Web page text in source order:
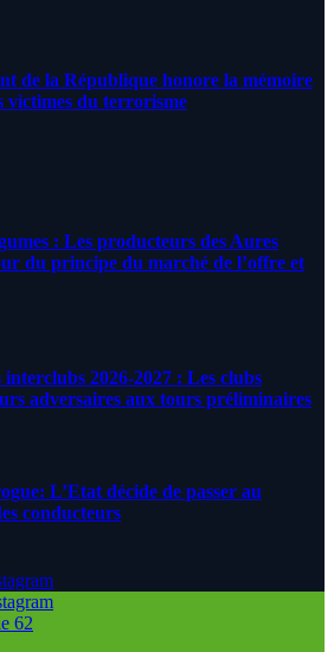
de la République honore la mémoire
victimes du terrorisme
: Les producteurs des Aures
du principe du marché de l’offre et
2026-2027 : Les clubs
adversaires aux tours préliminaires
L’Etat décide de passer au
conducteurs